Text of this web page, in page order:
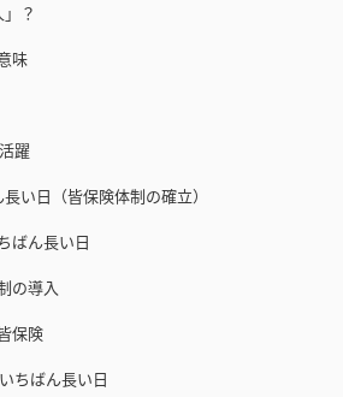
」？
味
躍
い日（皆保険体制の確立）
ん長い日
の導入
保険
ん長い日